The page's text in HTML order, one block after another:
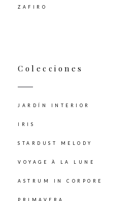
ZAFIRO
Colecciones
JARDÍN INTERIOR
IRIS
STARDUST MELODY
VOYAGE À LA LUNE
ASTRUM IN CORPORE
PRIMAVERA